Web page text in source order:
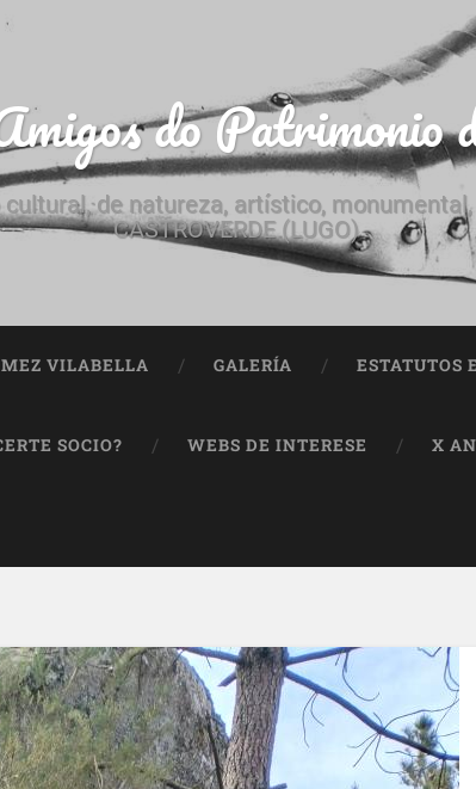
do Patrimonio
de natureza, artístico,
CASTROVERDE (LUGO)
VILABELLA GALERÍA ESTATUTOS
SOCIO? WEBS DE INTERESE X